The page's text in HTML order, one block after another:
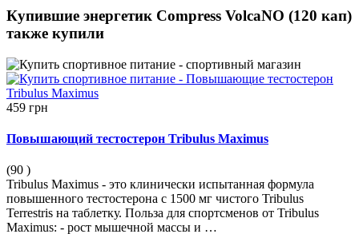
Купившие энергетик Compress VolcaNO (120 кап)
также купили
459 грн
Повышающий тестостерон Tribulus Maximus
(90 )
Tribulus Maximus - это клинически испытанная формула
повышенного тестостерона с 1500 мг чистого Tribulus
Terrestris на таблетку. Польза для спортсменов от Tribulus
Maximus: - рост мышечной массы и …